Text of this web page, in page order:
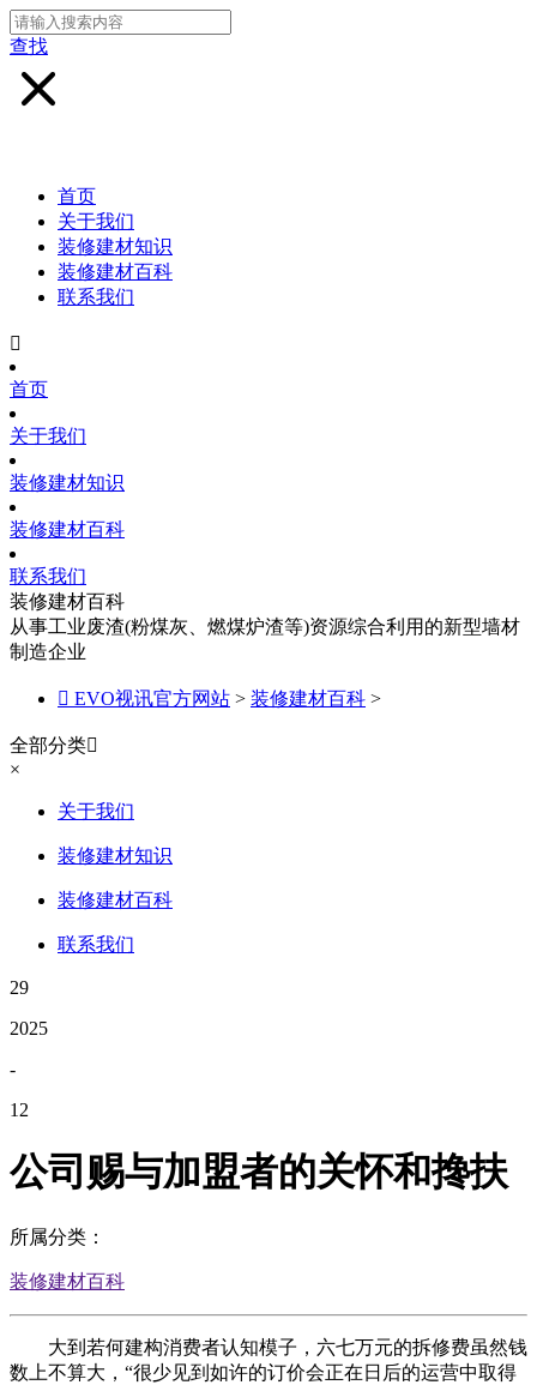
查找
首页
关于我们
装修建材知识
装修建材百科
联系我们

首页
关于我们
装修建材知识
装修建材百科
联系我们
装修建材百科
从事工业废渣(粉煤灰、燃煤炉渣等)资源综合利用的新型墙材
制造企业
 EVO视讯官方网站 > 装修建材百科 >
全部分类
×
关于我们
装修建材知识
装修建材百科
联系我们
29
2025
-
12
公司赐与加盟者的关怀和搀扶
所属分类：
装修建材百科
大到若何建构消费者认知模子，六七万元的拆修费虽然钱
数上不算大，“很少见到如许的订价会正在日后的运营中取得